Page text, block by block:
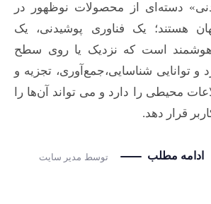
دسته‌ای از محصولات نوظهور در
هستند؛ یک فناوری پوشیدنی، یک
هوشمند است که نزدیک یا روی سطح
توانایی شناسایی،جمع‌آوری، تجزیه و
محیطی را دارد و می تواند آن‌ها را
قرار دهد.
توسط مدیر سایت ادامه مطلب